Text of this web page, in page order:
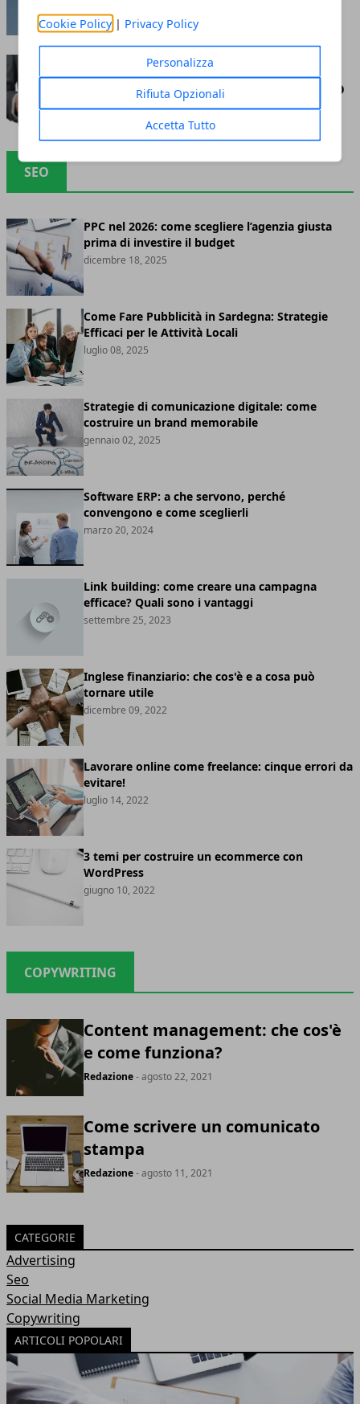
Cookie Policy | Privacy Policy
Personalizza
Rifiuta Opzionali
Accetta Tutto
marzo 06, 2023
Come migliorare la
reputazione online in 5 step
dicembre 16, 2022
SEO
PPC nel 2026: come scegliere l’agenzia giusta
prima di investire il budget
dicembre 18, 2025
Come Fare Pubblicità in Sardegna: Strategie
Efficaci per le Attività Locali
luglio 08, 2025
Strategie di comunicazione digitale: come
costruire un brand memorabile
gennaio 02, 2025
Software ERP: a che servono, perché
convengono e come sceglierli
marzo 20, 2024
Link building: come creare una campagna
efficace? Quali sono i vantaggi
settembre 25, 2023
Inglese finanziario: che cos'è e a cosa può
tornare utile
dicembre 09, 2022
Lavorare online come freelance: cinque errori da
evitare!
luglio 14, 2022
3 temi per costruire un ecommerce con
WordPress
giugno 10, 2022
COPYWRITING
Content management: che cos'è
e come funziona?
Redazione- agosto 22, 2021
Come scrivere un comunicato
stampa
Redazione- agosto 11, 2021
CATEGORIE
Advertising
Seo
Social Media Marketing
Copywriting
ARTICOLI POPOLARI